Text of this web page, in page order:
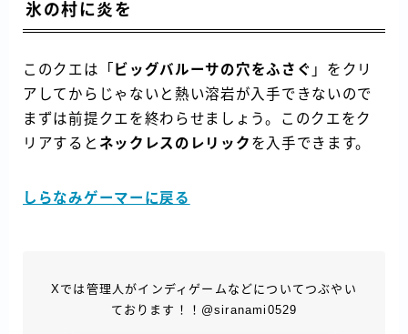
氷の村に炎を
このクエは「 ビッグバルーサの穴をふさぐ 」をクリ
アしてからじゃないと熱い溶岩が入手できないので
まずは前提クエを終わらせましょう。このクエをク
リアすると ネックレスのレリック を入手できます。
しらなみゲーマーに戻る
Xでは管理人がインディゲームなどについてつぶやい
ております！！@siranami0529